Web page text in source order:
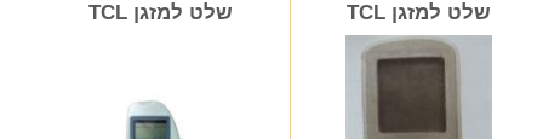
שלט למזגן TCL שלט למזגן TCL